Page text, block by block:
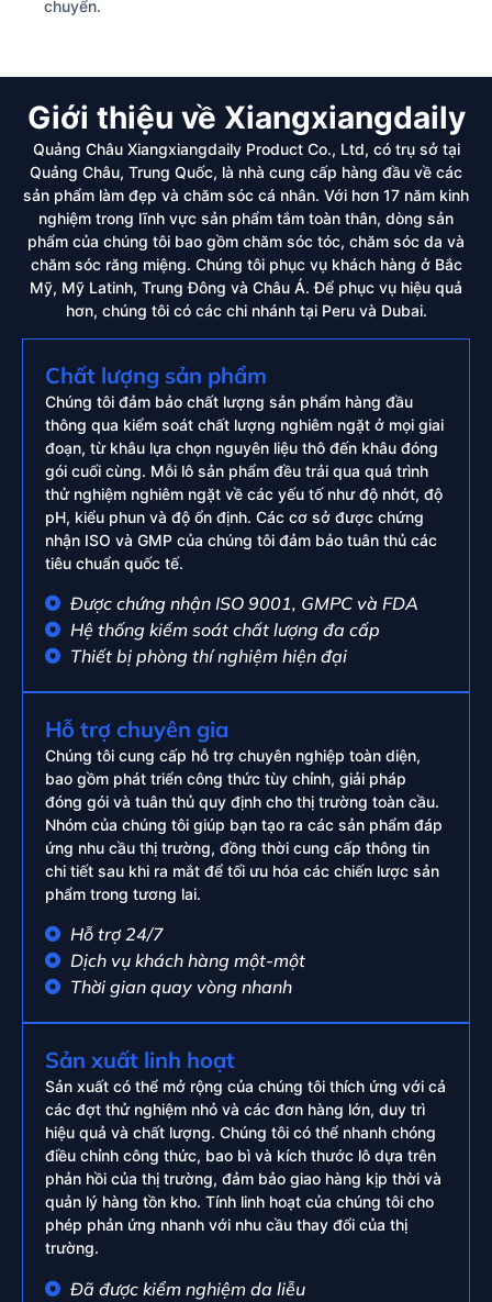
chuyển.
Giới thiệu về Xiangxiangdaily
Quảng Châu Xiangxiangdaily Product Co., Ltd, có trụ sở tại
Quảng Châu, Trung Quốc, là nhà cung cấp hàng đầu về các
sản phẩm làm đẹp và chăm sóc cá nhân. Với hơn 17 năm kinh
nghiệm trong lĩnh vực sản phẩm tắm toàn thân, dòng sản
phẩm của chúng tôi bao gồm chăm sóc tóc, chăm sóc da và
chăm sóc răng miệng. Chúng tôi phục vụ khách hàng ở Bắc
Mỹ, Mỹ Latinh, Trung Đông và Châu Á. Để phục vụ hiệu quả
hơn, chúng tôi có các chi nhánh tại Peru và Dubai.
Chất lượng sản phẩm
Chúng tôi đảm bảo chất lượng sản phẩm hàng đầu
thông qua kiểm soát chất lượng nghiêm ngặt ở mọi giai
đoạn, từ khâu lựa chọn nguyên liệu thô đến khâu đóng
gói cuối cùng. Mỗi lô sản phẩm đều trải qua quá trình
thử nghiệm nghiêm ngặt về các yếu tố như độ nhớt, độ
pH, kiểu phun và độ ổn định. Các cơ sở được chứng
nhận ISO và GMP của chúng tôi đảm bảo tuân thủ các
tiêu chuẩn quốc tế.
Được chứng nhận ISO 9001, GMPC và FDA
Hệ thống kiểm soát chất lượng đa cấp
Thiết bị phòng thí nghiệm hiện đại
Hỗ trợ chuyên gia
Chúng tôi cung cấp hỗ trợ chuyên nghiệp toàn diện,
bao gồm phát triển công thức tùy chỉnh, giải pháp
đóng gói và tuân thủ quy định cho thị trường toàn cầu.
Nhóm của chúng tôi giúp bạn tạo ra các sản phẩm đáp
ứng nhu cầu thị trường, đồng thời cung cấp thông tin
chi tiết sau khi ra mắt để tối ưu hóa các chiến lược sản
phẩm trong tương lai.
Hỗ trợ 24/7
Dịch vụ khách hàng một-một
Thời gian quay vòng nhanh
Sản xuất linh hoạt
Sản xuất có thể mở rộng của chúng tôi thích ứng với cả
các đợt thử nghiệm nhỏ và các đơn hàng lớn, duy trì
hiệu quả và chất lượng. Chúng tôi có thể nhanh chóng
điều chỉnh công thức, bao bì và kích thước lô dựa trên
phản hồi của thị trường, đảm bảo giao hàng kịp thời và
quản lý hàng tồn kho. Tính linh hoạt của chúng tôi cho
phép phản ứng nhanh với nhu cầu thay đổi của thị
trường.
Đã được kiểm nghiệm da liễu